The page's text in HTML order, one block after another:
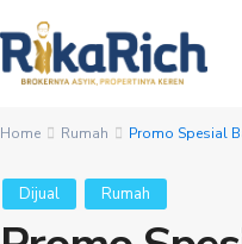
Home Rumah Promo Spesial
Dijual Rumah